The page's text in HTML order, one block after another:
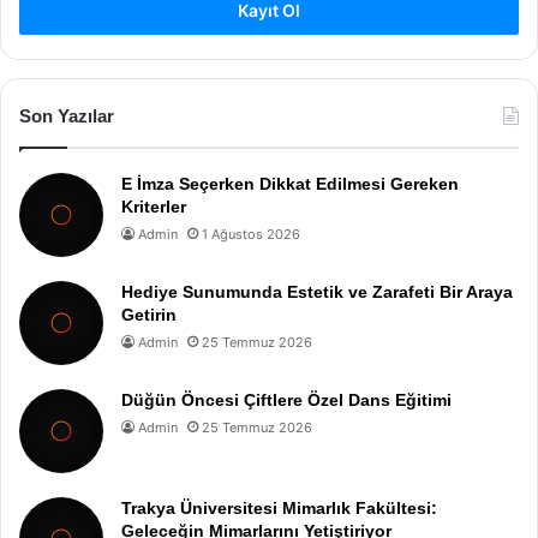
Kayıt Ol
Son Yazılar
E İmza Seçerken Dikkat Edilmesi Gereken
Kriterler
Admin 1 Ağustos 2026
Hediye Sunumunda Estetik ve Zarafeti Bir Araya
Getirin
Admin 25 Temmuz 2026
Düğün Öncesi Çiftlere Özel Dans Eğitimi
Admin 25 Temmuz 2026
Trakya Üniversitesi Mimarlık Fakültesi:
Geleceğin Mimarlarını Yetiştiriyor